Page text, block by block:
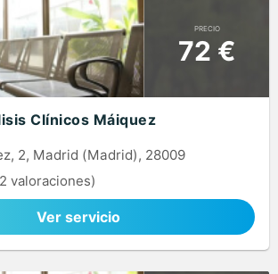
PRECIO
72 €
Clínicos Máiquez
2, Madrid (Madrid), 28009
valoraciones)
Ver servicio